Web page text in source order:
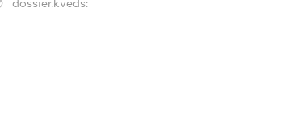
dossier.kveds: